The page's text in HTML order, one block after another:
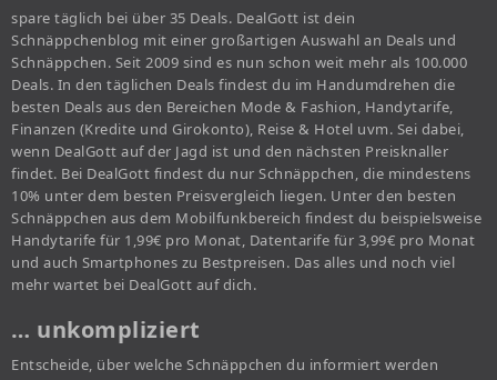
spare täglich bei über 35 Deals. DealGott ist dein
Schnäppchenblog mit einer großartigen Auswahl an Deals und
Schnäppchen. Seit 2009 sind es nun schon weit mehr als 100.000
Deals. In den täglichen Deals findest du im Handumdrehen die
besten Deals aus den Bereichen Mode & Fashion, Handytarife,
Finanzen (Kredite und Girokonto), Reise & Hotel uvm. Sei dabei,
wenn DealGott auf der Jagd ist und den nächsten Preisknaller
findet. Bei DealGott findest du nur Schnäppchen, die mindestens
10% unter dem besten Preisvergleich liegen. Unter den besten
Schnäppchen aus dem Mobilfunkbereich findest du beispielsweise
Handytarife für 1,99€ pro Monat, Datentarife für 3,99€ pro Monat
und auch Smartphones zu Bestpreisen. Das alles und noch viel
mehr wartet bei DealGott auf dich.
… unkompliziert
Entscheide, über welche Schnäppchen du informiert werden